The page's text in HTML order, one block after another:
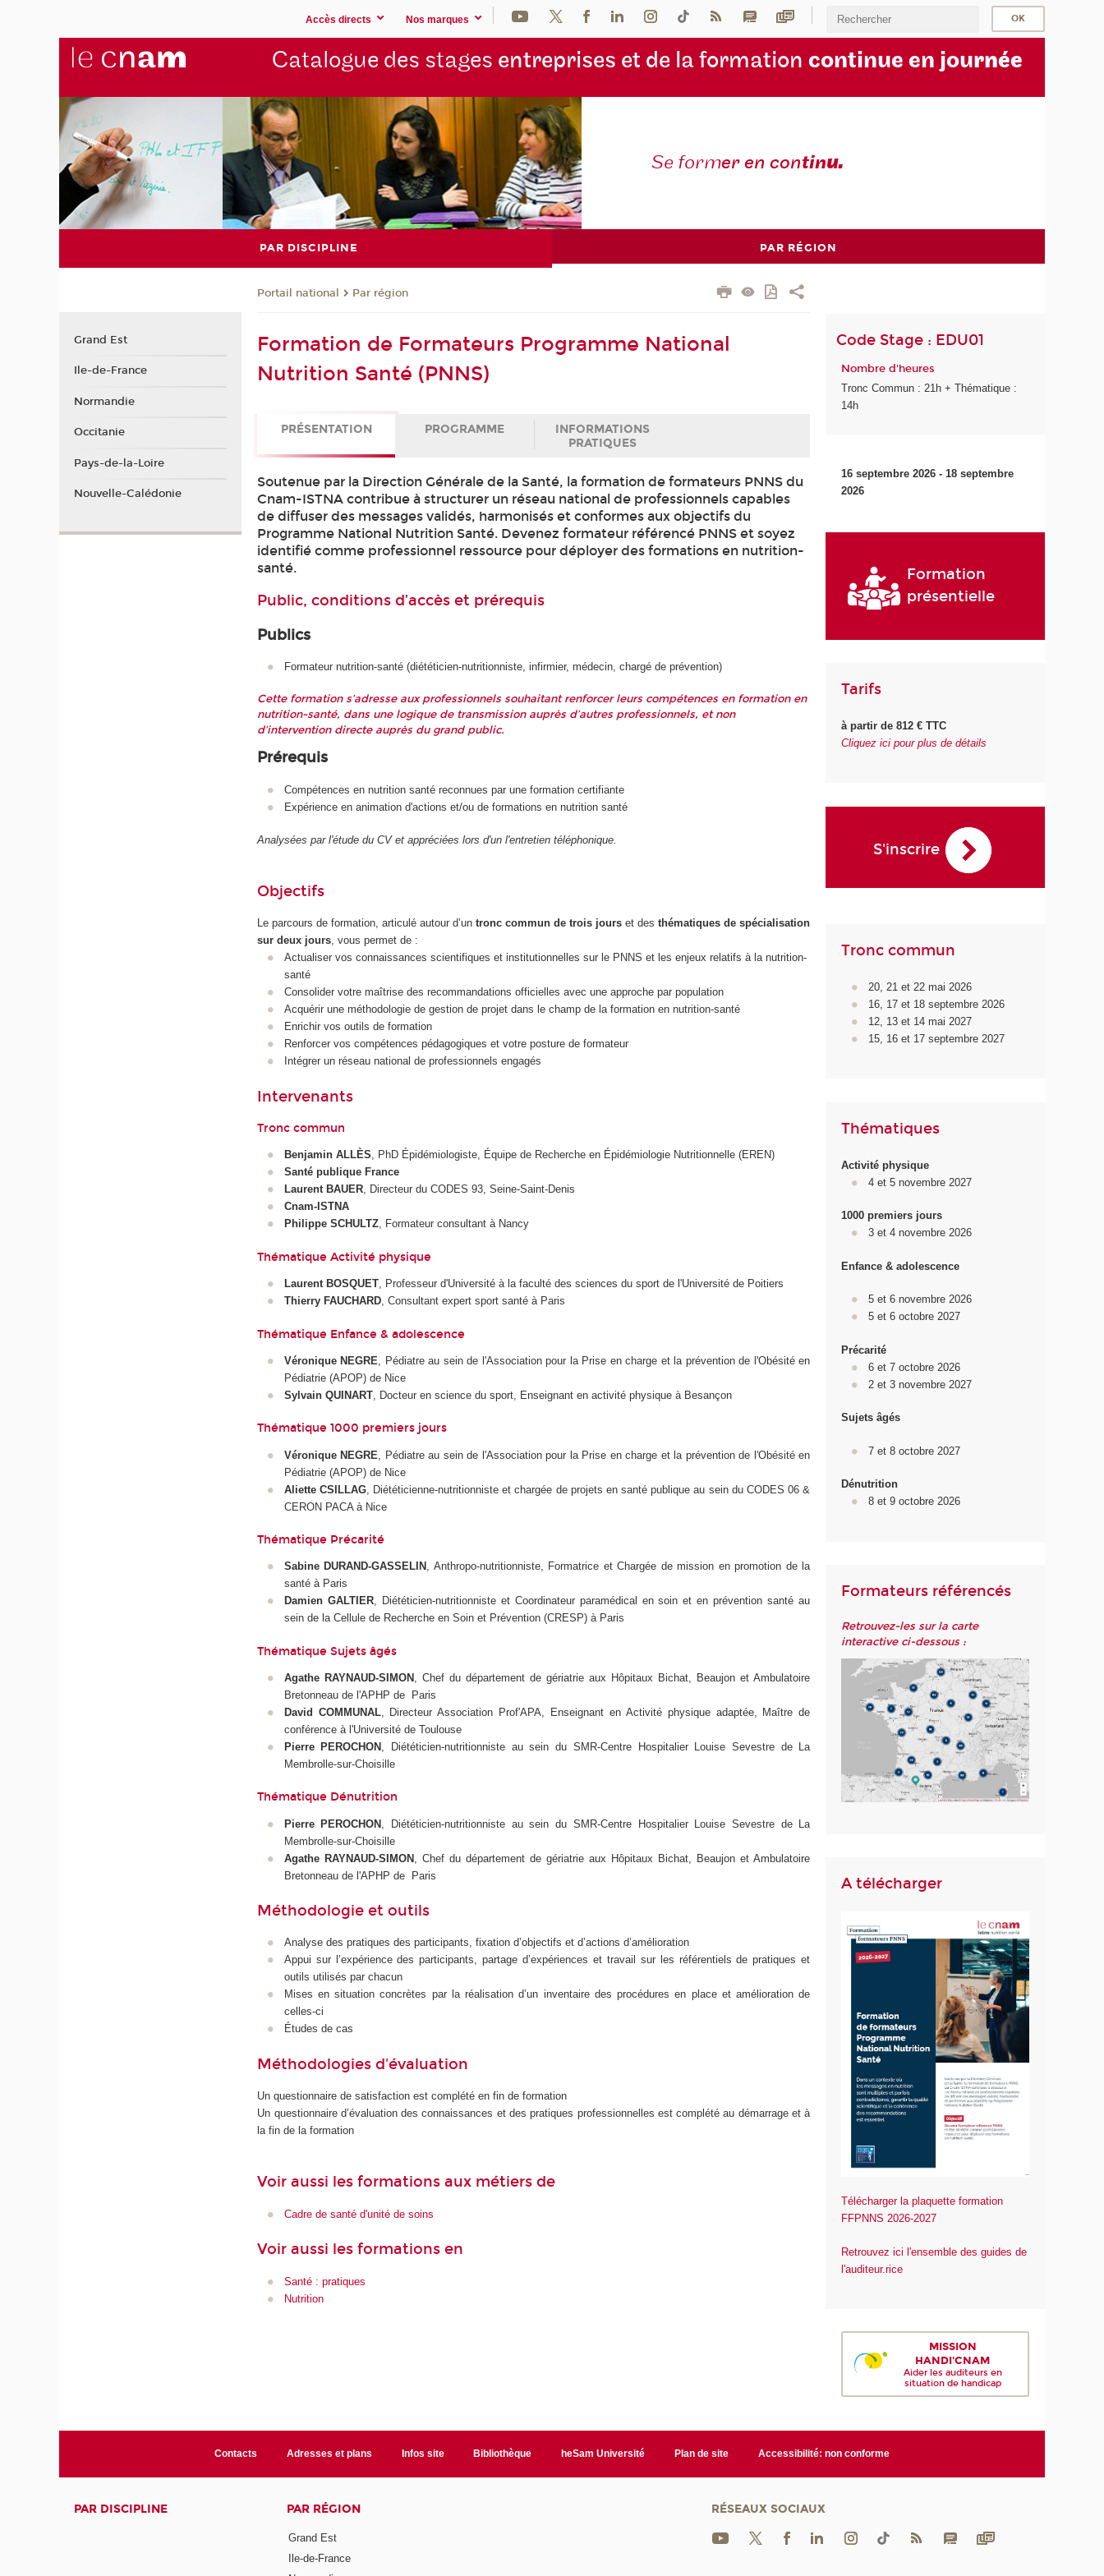
Accès directs Nos marques
Catalogue des stages entreprises et de la formation continue en journée
Se former en continu.
PAR DISCIPLINE PAR RÉGION
Portail national Par région
Formation de Formateurs Programme National
Nutrition Santé (PNNS)
PRÉSENTATION PROGRAMME
INFORMATIONS
PRATIQUES
Soutenue par la Direction Générale de la Santé, la formation de formateurs PNNS du
Cnam-ISTNA contribue à structurer un réseau national de professionnels capables
de diffuser des messages validés, harmonisés et conformes aux objectifs du
Programme National Nutrition Santé. Devenez formateur référencé PNNS et soyez
identifié comme professionnel ressource pour déployer des formations en nutrition-
santé.
Public, conditions d’accès et prérequis
Publics
Formateur nutrition-santé (diététicien-nutritionniste, infirmier, médecin, chargé de prévention)
Cette formation s’adresse aux professionnels souhaitant renforcer leurs compétences en formation en
nutrition-santé, dans une logique de transmission auprès d’autres professionnels, et non
d’intervention directe auprès du grand public.
Prérequis
Compétences en nutrition santé reconnues par une formation certifiante
Expérience en animation d'actions et/ou de formations en nutrition santé
Analysées par l'étude du CV et appréciées lors d'un l'entretien téléphonique.
Objectifs
Le parcours de formation, articulé autour d’untronc commun de trois jours et desthématiques de spécialisation
sur deux jours, vous permet de :
Actualiser vos connaissances scientifiques et institutionnelles sur le PNNS et les enjeux relatifs à la nutrition-
santé
Consolider votre maîtrise des recommandations officielles avec une approche par population
Acquérir une méthodologie de gestion de projet dans le champ de la formation en nutrition-santé
Enrichir vos outils de formation
Renforcer vos compétences pédagogiques et votre posture de formateur
Intégrer un réseau national de professionnels engagés
Intervenants
Tronc commun
Benjamin ALLÈS, PhD Épidémiologiste, Équipe de Recherche en Épidémiologie Nutritionnelle (EREN)
Santé publique France
Laurent BAUER, Directeur du CODES 93, Seine-Saint-Denis
Cnam-ISTNA
Philippe SCHULTZ, Formateur consultant à Nancy
Thématique Activité physique
Laurent BOSQUET, Professeur d'Université à la faculté des sciences du sport de l'Université de Poitiers
Thierry FAUCHARD, Consultant expert sport santé à Paris
Thématique Enfance & adolescence
Véronique NEGRE , Pédiatre au sein de l'Association pour la Prise en charge et la prévention de l'Obésité en
Pédiatrie (APOP) de Nice
Sylvain QUINART, Docteur en science du sport, Enseignant en activité physique à Besançon
Thématique 1000 premiers jours
Véronique NEGRE , Pédiatre au sein de l'Association pour la Prise en charge et la prévention de l'Obésité en
Pédiatrie (APOP) de Nice
Aliette CSILLAG, Diététicienne-nutritionniste et chargée de projets en santé publique au sein du CODES 06 &
CERON PACA à Nice
Thématique Précarité
Sabine DURAND-GASSELIN , Anthropo-nutritionniste, Formatrice et Chargée de mission en promotion de la
santé à Paris
Damien GALTIER, Diététicien-nutritionniste et Coordinateur paramédical en soin et en prévention santé au
sein de la Cellule de Recherche en Soin et Prévention (CRESP) à Paris
Thématique Sujets âgés
Agathe RAYNAUD-SIMON
, Chef du département de gériatrie aux Hôpitaux Bichat, Beaujon et Ambulatoire
Bretonneau de l'APHP de Paris
David COMMUNAL, Directeur Association Prof'APA, Enseignant en Activité physique adaptée, Maître de
conférence à l'Université de Toulouse
Pierre PEROCHON
, Diététicien-nutritionniste au sein du SMR-Centre Hospitalier Louise Sevestre de La
Membrolle-sur-Choisille
Thématique Dénutrition
Pierre PEROCHON , Diététicien-nutritionniste au sein du SMR-Centre Hospitalier Louise Sevestre de La
Membrolle-sur-Choisille
Agathe RAYNAUD-SIMON, Chef du département de gériatrie aux Hôpitaux Bichat, Beaujon et Ambulatoire
Bretonneau de l'APHP de Paris
Méthodologie et outils
Analyse des pratiques des participants, fixation d’objectifs et d’actions d’amélioration
Appui sur l’expérience des participants, partage d’expériences et travail sur les référentiels de pratiques et
outils utilisés par chacun
Mises en situation concrètes par la réalisation d’un inventaire des procédures en place et amélioration de
celles-ci
Études de cas
Méthodologies d'évaluation
Un questionnaire de satisfaction est complété en fin de formation
Un questionnaire d’évaluation des connaissances et des pratiques professionnelles est complété au démarrage et à
la fin de la formation
Voir aussi les formations aux métiers de
Cadre de santé d'unité de soins
Voir aussi les formations en
Santé : pratiques
Nutrition
Code Stage : EDU01
Nombre d'heures
Tronc Commun : 21h + Thématique :
14h
16 septembre 2026 - 18 septembre
2026
Formation
présentielle
Tarifs
à partir de 812 € TTC
Cliquez ici pour plus de détails
S'inscrire
Tronc commun
20, 21 et 22 mai 2026
16, 17 et 18 septembre 2026
12, 13 et 14 mai 2027
15, 16 et 17 septembre 2027
Thématiques
Activité physique
4 et 5 novembre 2027
1000 premiers jours
3 et 4 novembre 2026
Enfance & adolescence
5 et 6 novembre 2026
5 et 6 octobre 2027
Précarité
6 et 7 octobre 2026
2 et 3 novembre 2027
Sujets âgés
7 et 8 octobre 2027
Dénutrition
8 et 9 octobre 2026
Formateurs référencés
Retrouvez-les sur la carte
interactive ci-dessous :
A télécharger
Télécharger la plaquette formation
FFPNNS 2026-2027
Retrouvez ici l'ensemble des guides de
l'auditeur.rice
MISSION
HANDI'CNAM
Aider les auditeurs en
situation de handicap
Grand Est
Ile-de-France
Normandie
Occitanie
Pays-de-la-Loire
Nouvelle-Calédonie
Contacts Adresses et plans Infos site Bibliothèque heSam Université Plan de site Accessibilité: non conforme
PAR DISCIPLINE PAR RÉGION
Grand Est
Ile-de-France
RÉSEAUX SOCIAUX